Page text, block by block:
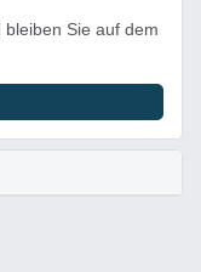
Sie auf dem